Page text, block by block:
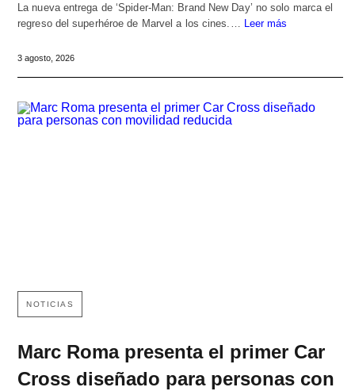
La nueva entrega de ‘Spider-Man: Brand New Day’ no solo marca el
regreso del superhéroe de Marvel a los cines.…
Leer más
3 agosto, 2026
NOTICIAS
Marc Roma presenta el primer Car
Cross diseñado para personas con